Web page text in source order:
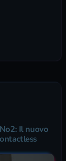
Il nuovo